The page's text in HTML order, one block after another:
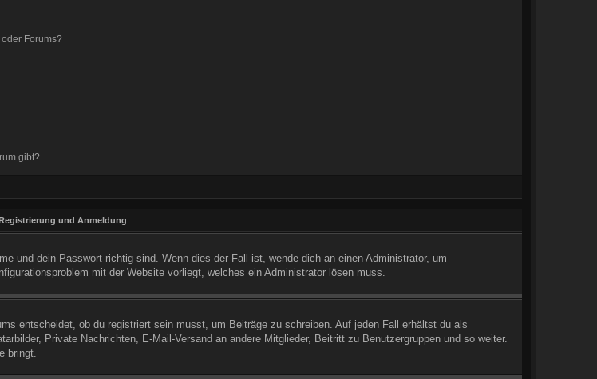
Forums?
gibt?
und Anmeldung
und dein Passwort richtig sind. Wenn dies der Fall ist, wende dich an einen Administrator, um
mit der Website vorliegt, welches ein Administrator lösen muss.
entscheidet, ob du registriert sein musst, um Beiträge zu schreiben. Auf jeden Fall erhältst du als
Private Nachrichten, E-Mail-Versand an andere Mitglieder, Beitritt zu Benutzergruppen und so weiter.
bringt.